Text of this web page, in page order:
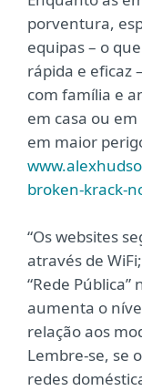
porventura,
equipas – o
rápida e eficaz
com família e
em casa ou
em maior
broken-krack-
“Os websites
através de
“Rede
aumenta o
relação aos
Lembre-se, se
redes